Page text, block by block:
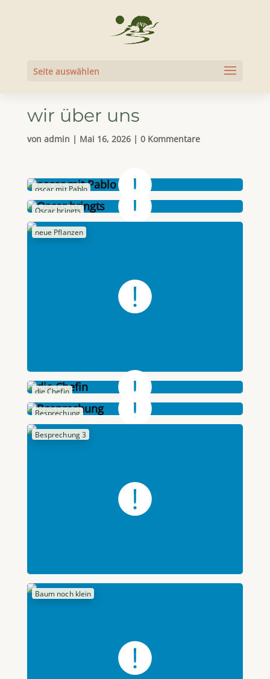
Seite auswählen
wir über uns
von admin | Mai 16, 2026| 0 Kommentare
oscar mit Pablo
Oscar bringts
neue Pflanzen
die Chefin
Besprechung
Besprechung 3
Baum noch klein